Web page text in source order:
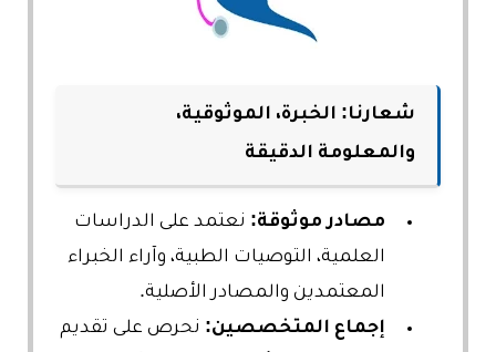
شعارنا: الخبرة، الموثوقية،
والمعلومة الدقيقة
مصادر موثوقة: نعتمد على الدراسات
العلمية، التوصيات الطبية، وآراء الخبراء
المعتمدين والمصادر الأصلية.
إجماع المتخصصين: نحرص على تقديم